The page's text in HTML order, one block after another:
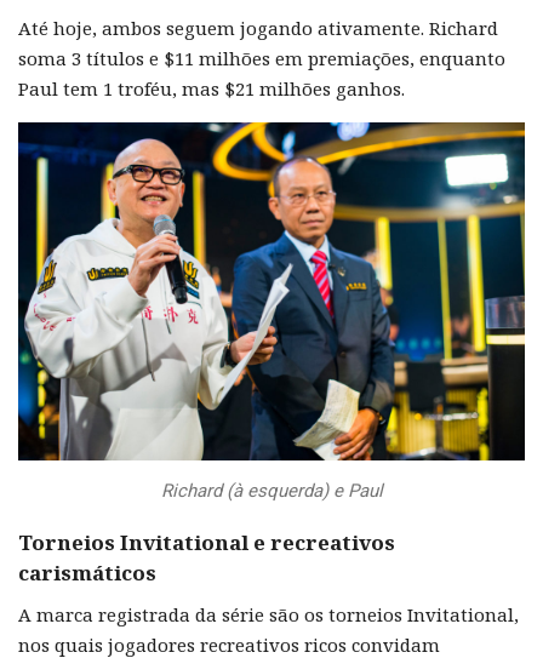
Até hoje, ambos seguem jogando ativamente. Richard
soma 3 títulos e $11 milhões em premiações, enquanto
Paul tem 1 troféu, mas $21 milhões ganhos.
Richard (à esquerda) e Paul
Torneios Invitational e recreativos
carismáticos
A marca registrada da série são os torneios Invitational,
nos quais jogadores recreativos ricos convidam